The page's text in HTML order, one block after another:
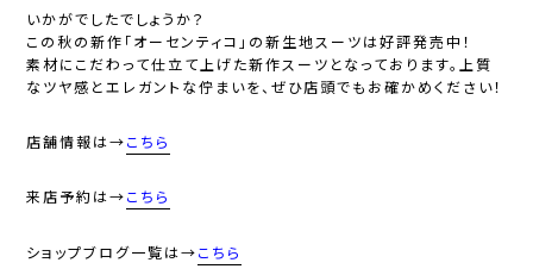
いかがでしたでしょうか？
この秋の新作「オーセンティコ」の新生地スーツは好評発売中！
素材にこだわって仕立て上げた新作スーツとなっております。上質
なツヤ感とエレガントな佇まいを、ぜひ店頭でもお確かめください！
店舗情報は→ こちら
来店予約は→ こちら
ショップブログ一覧は→ こちら